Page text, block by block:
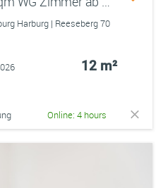
Harburg | Reeseberg 70
12 m²
Online: 4 hours